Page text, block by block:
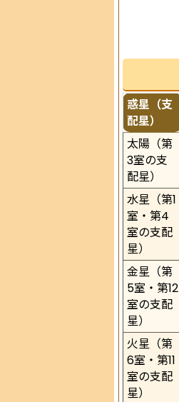
惑星（支
配星）
太陽（第
3室の支
配星）
水星（第1
室・第4
室の支配
星）
金星（第
5室・第12
室の支配
星）
火星（第
6室・第11
室の支配
星）